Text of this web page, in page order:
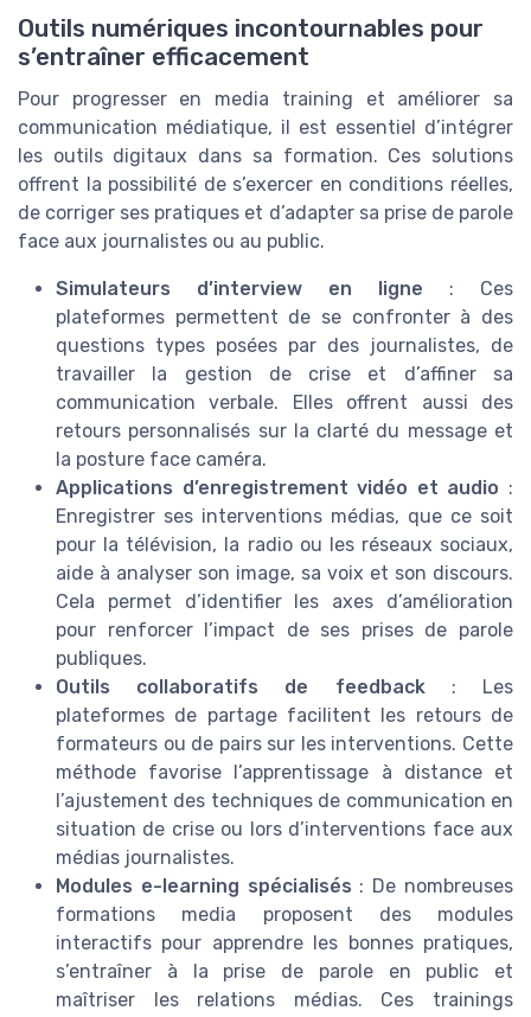
Outils numériques incontournables pour
s’entraîner efficacement
Pour progresser en media training et améliorer sa
communication médiatique, il est essentiel d’intégrer
les outils digitaux dans sa formation. Ces solutions
offrent la possibilité de s’exercer en conditions réelles,
de corriger ses pratiques et d’adapter sa prise de parole
face aux journalistes ou au public.
Simulateurs d’interview en ligne : Ces
plateformes permettent de se confronter à des
questions types posées par des journalistes, de
travailler la gestion de crise et d’affiner sa
communication verbale. Elles offrent aussi des
retours personnalisés sur la clarté du message et
la posture face caméra.
Applications d’enregistrement vidéo et audio :
Enregistrer ses interventions médias, que ce soit
pour la télévision, la radio ou les réseaux sociaux,
aide à analyser son image, sa voix et son discours.
Cela permet d’identifier les axes d’amélioration
pour renforcer l’impact de ses prises de parole
publiques.
Outils collaboratifs de feedback: Les
plateformes de partage facilitent les retours de
formateurs ou de pairs sur les interventions. Cette
méthode favorise l’apprentissage à distance et
l’ajustement des techniques de communication en
situation de crise ou lors d’interventions face aux
médias journalistes.
Modules e-learning spécialisés : De nombreuses
formations media proposent des modules
interactifs pour apprendre les bonnes pratiques,
s’entraîner à la prise de parole en public et
maîtriser les relations médias. Ces trainings